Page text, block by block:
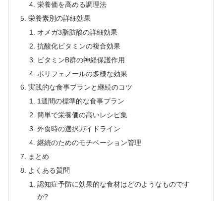
栄養価を高める調理法
栄養素別の詳細効果
オメガ3脂肪酸の詳細効果
抗酸化ビタミンの複合効果
ビタミンB群の神経保護作用
ポリフェノールの多様な効果
実践的な食事プランと継続のコツ
1週間の標準的な食事プラン
簡単で栄養価の高いレシピ集
外食時の選択ガイドライン
継続のためのモチベーション管理
まとめ
よくある質問
認知症予防に効果的な食材はどのようなものです
か?